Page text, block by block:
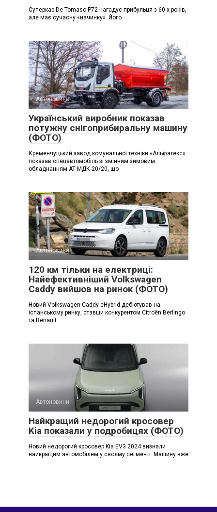
Суперкар De Tomaso P72 нагадує прибульця з 60-х років,
але має сучасну «начинку». Його
Автоновини
Український виробник показав
потужну снігоприбиральну машину
(ФОТО)
Кременчуцький завод комунальної техніки «Альфатекс»
показав спецавтомобіль зі змінним зимовим
обладнанням АТ МДК-20/20, що
Автоновини
120 км тільки на електриці:
Найефективніший Volkswagen
Caddy вийшов на ринок (ФОТО)
Новий Volkswagen Caddy eHybrid дебютував на
іспанському ринку, ставши конкурентом Citroën Berlingo
та Renault
Автоновини
Найкращий недорогий кросовер
Kia показали у подробицях (ФОТО)
Новий недорогий кросовер Kia EV3 2024 визнали
найкращим автомобілем у своєму сегменті. Машину вже